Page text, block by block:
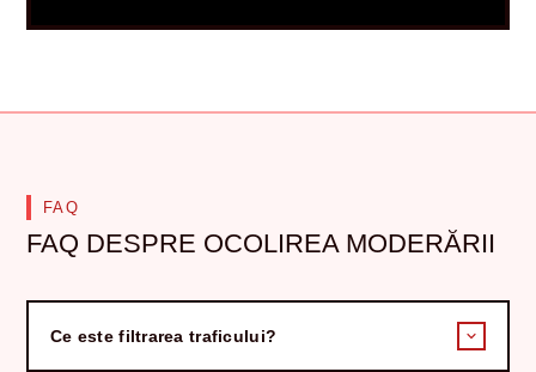
FAQ
FAQ DESPRE OCOLIREA MODERĂRII
Ce este filtrarea traficului?